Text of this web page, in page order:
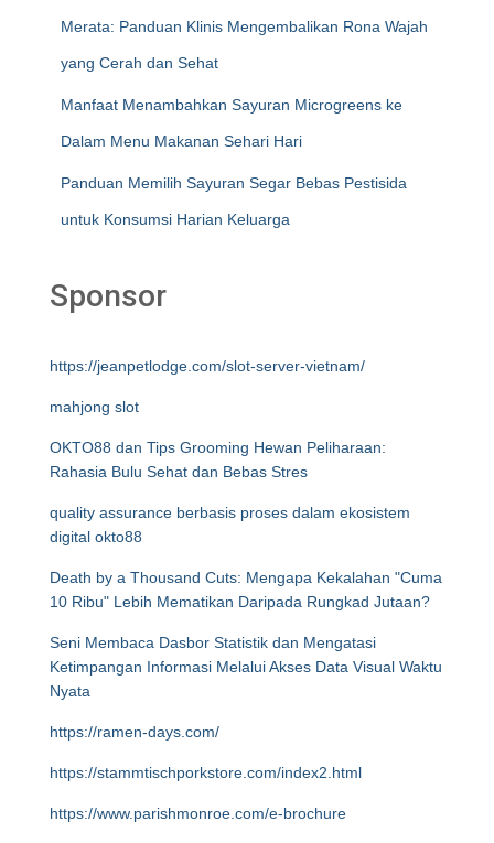
Merata: Panduan Klinis Mengembalikan Rona Wajah
yang Cerah dan Sehat
Manfaat Menambahkan Sayuran Microgreens ke
Dalam Menu Makanan Sehari Hari
Panduan Memilih Sayuran Segar Bebas Pestisida
untuk Konsumsi Harian Keluarga
Sponsor
https://jeanpetlodge.com/slot-server-vietnam/
mahjong slot
OKTO88 dan Tips Grooming Hewan Peliharaan:
Rahasia Bulu Sehat dan Bebas Stres
quality assurance berbasis proses dalam ekosistem
digital okto88
Death by a Thousand Cuts: Mengapa Kekalahan "Cuma
10 Ribu" Lebih Mematikan Daripada Rungkad Jutaan?
Seni Membaca Dasbor Statistik dan Mengatasi
Ketimpangan Informasi Melalui Akses Data Visual Waktu
Nyata
https://ramen-days.com/
https://stammtischporkstore.com/index2.html
https://www.parishmonroe.com/e-brochure